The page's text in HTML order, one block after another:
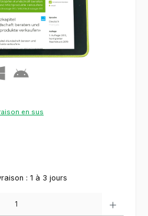
en sus
: 1 à 3 jours